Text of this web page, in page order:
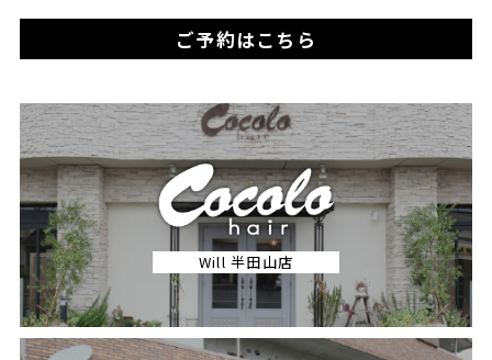
ご予約はこちら
Will 半田山店